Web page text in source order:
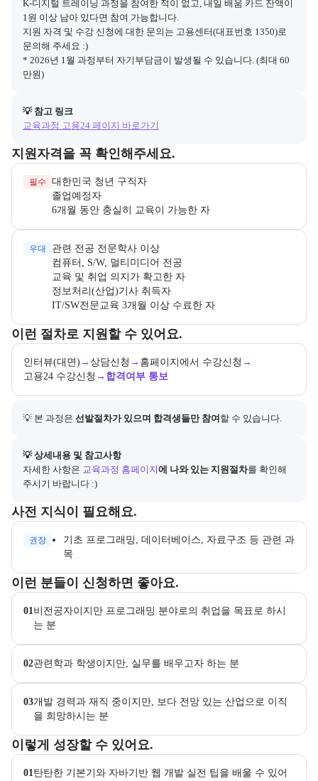
K-디지털 트레이닝 과정을 참여한 적이 없고, 내일 배움 카드 잔액이
1원 이상 남아 있다면 참여 가능합니다.
지원 자격 및 수강 신청에 대한 문의는 고용센터(대표번호 1350)로
문의해 주세요 :)
* 2026년 1월 과정부터 자기부담금이 발생될 수 있습니다. (최대 60
만원)
💡 참고 링크
교육과정 고용24 페이지 바로가기
지원자격을 꼭 확인해주세요.
교육과정 지원 자격과 우대 사항을 각각 묶어서 안내한다.
필수
6개월 동안 충실히 교육이 가능한 자
우대
IT/SW전문교육 3개월 이상 수료한 자
이런 절차로 지원할 수 있어요.
교육과정 지원 절차와 참여 조건, 상세 참고사항을 안내한다.
인터뷰(대면) → 상담신청 → 홈페이지에서 수강신청 →
고용24 수강신청 → 합격여부 통보
💡 본 과정은 선발절차가 있으며 합격생들만 참여 할 수 있습니다.
💡 상세내용 및 참고사항
아래에는 지원 절차의 상세 설명 및 참고 링크가 포함된다.
자세한 사항은 교육과정 홈페이지에 나와 있는 지원절차를 확인해
주시기 바랍니다 :)
사전 지식이 필요해요.
수강 전 준비하면 좋은 필수 및 권장 사전 지식과, 사전 학습 자료 제
권장
기초 프로그래밍, 데이터베이스, 자료구조 등 관련 과
목
이런 분들이 신청하면 좋아요.
이 교육과정이 어떤 분들께 추천되는지 항목으로 안내한다. 더보기
01비전공자이지만 프로그래밍 분야로의 취업을 목표로 하시
는 분
02관련학과 학생이지만, 실무를 배우고자 하는 분
03개발 경력과 재직 중이지만, 보다 전망 있는 산업으로 이직
을 희망하시는 분
이렇게 성장할 수 있어요.
이 교육과정에서 성취할 수 있는 목표를 항목으로 안내한다. 더보기
01탄탄한 기본기와 자바기반 웹 개발 실전 팁을 배울 수 있어